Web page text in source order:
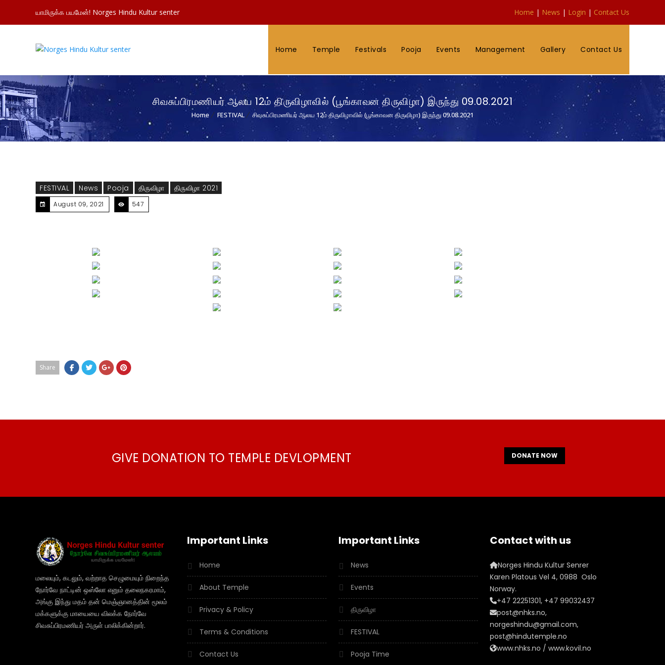
யாமிருக்க பயமேன்! Norges Hindu Kultur senter Home | News | Login | Contact Us
Home Temple Festivals Pooja Events Management Gallery Contact Us
சிவசுப்பிரமணியர் ஆலய 12ம் திருவிழாவில் (பூங்காவன திருவிழா) இருந்து 09.08.2021
Home FESTIVAL சிவசுப்பிரமணியர் ஆலய 12ம் திருவிழாவில் (பூங்காவன திருவிழா) இருந்து 09.08.2021
FESTIVAL News Pooja திருவிழா திருவிழா 2021
August 09, 2021 547
Share
GIVE DONATION TO TEMPLE DEVLOPMENT DONATE NOW
மலையும், கடலும், வற்றாத செழுமையும் நிறைந்த
நோர்வே நாட்டின் ஒஸ்லோ எனும் தலைநகரமாம்,
அங்கு இந்து மதம் தன் மெஞ்ஞானத்தின் மூலம்
மக்களுக்கு மாயையை விலக்க நோர்வே
சிவசுப்பிரமணியர் அருள் பாலிக்கின்றார்.
Important Links
Home
About Temple
Privacy & Policy
Terms & Conditions
Contact Us
Important Links
News
Events
திருவிழா
FESTIVAL
Pooja Time
Contact with us
Norges Hindu Kultur Senrer
Karen Platous Vel 4, 0988 Oslo
Norway.
+47 22251301, +47 99032437
post@nhks.no,
norgeshindu@gmail.com,
post@hindutemple.no
www.nhks.no / www.kovil.no